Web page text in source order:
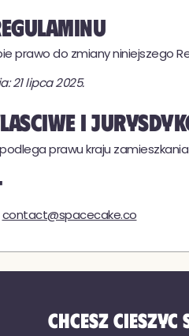
prawo do zmiany niniejszego
21 lipca 2025.
i
prawu kraju
contact@spacecake.co
Chcesz cieszyc